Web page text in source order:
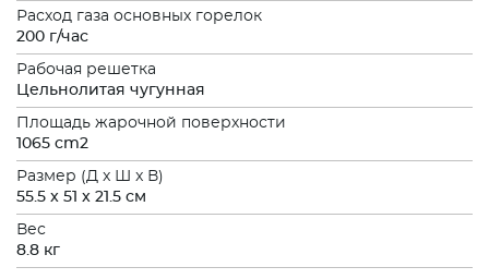
Расход газа основных горелок
200 г/час
Рабочая решетка
Цельнолитая чугунная
Площадь жарочной поверхности
1065 cm2
Размер (Д x Ш x В)
55.5 x 51 x 21.5 см
Вес
8.8 кг